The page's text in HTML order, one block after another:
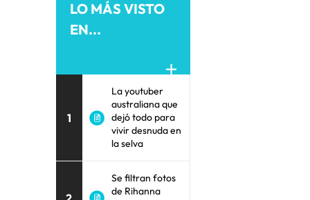
LO MÁS VISTO
EN...
1
La youtuber
australiana que
dejó todo para
vivir desnuda en
la selva
Se filtran fotos
de Rihanna